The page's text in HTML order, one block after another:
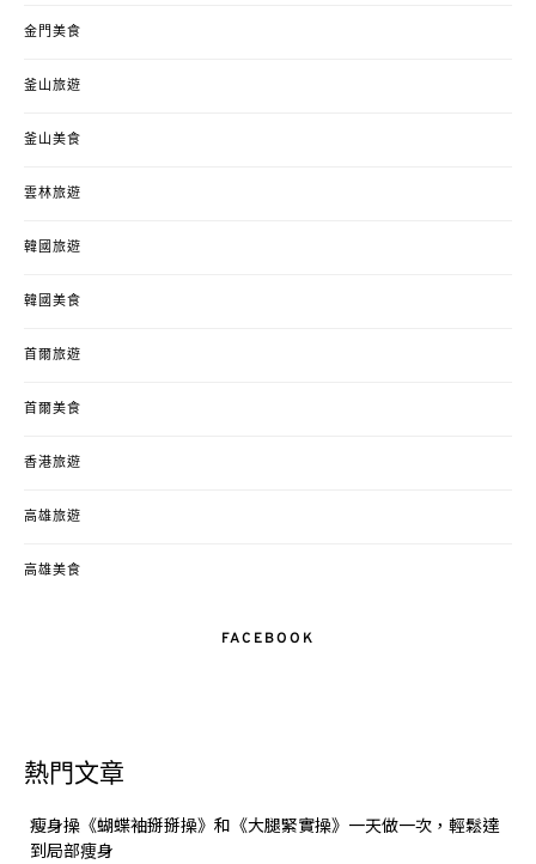
金門美食
釜山旅遊
釜山美食
雲林旅遊
韓國旅遊
韓國美食
首爾旅遊
首爾美食
香港旅遊
高雄旅遊
高雄美食
FACEBOOK
熱門文章
瘦身操《蝴蝶袖掰掰操》和《大腿緊實操》一天做一次，輕鬆達
到局部痩身